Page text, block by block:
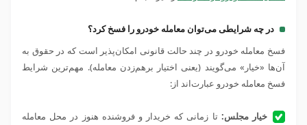
در چه شرایطی می‌توان معامله خودرو را فسخ کرد؟
فسخ معامله خودرو در چند حالت قانونی امکان‌پذیر است که در حقوق به
آن‌ها «خیار» می‌گویند (یعنی اختیار برهم‌زدن معامله). مهم‌ترین شرایط
فسخ معامله خودرو عبارت‌اند از:
خیار مجلس: تا زمانی که خریدار و فروشنده هنوز در محل معامله